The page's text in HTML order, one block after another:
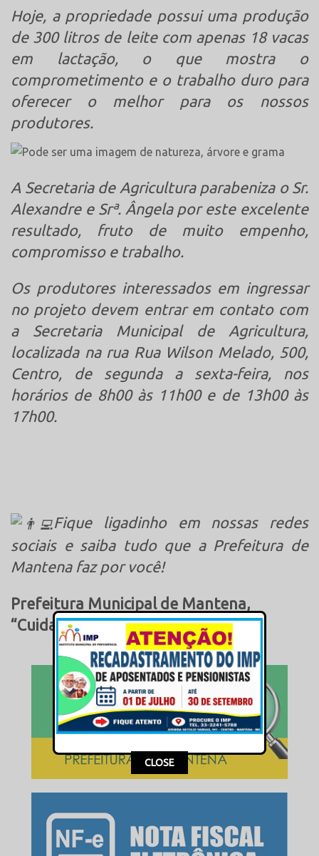
Hoje, a propriedade possui uma produção
de 300 litros de leite com apenas 18 vacas
em lactação, o que mostra o
comprometimento e o trabalho duro para
oferecer o melhor para os nossos
produtores.
A Secretaria de Agricultura parabeniza o Sr.
Alexandre e Srª. Ângela por este excelente
resultado, fruto de muito empenho,
compromisso e trabalho.
Os produtores interessados em ingressar
no projeto devem entrar em contato com
a Secretaria Municipal de Agricultura,
localizada na rua Rua Wilson Melado, 500,
Centro, de segunda a sexta-feira, nos
horários de 8h00 às 11h00 e de 13h00 às
17h00.
Fique ligadinho em nossas redes
sociais e saiba tudo que a Prefeitura de
Mantena faz por você!
Prefeitura Municipal de Mantena,
“Cuidando + da Nossa Gente”.
This popup will close in:15
CLOSE